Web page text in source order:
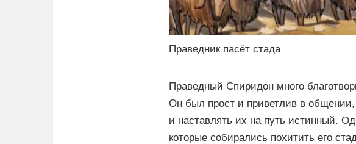
Праведник пасёт стада
Праведный Спиридон много
Он был прост и приветлив в
и наставлять их на путь истинный.
которые собирались похитить его